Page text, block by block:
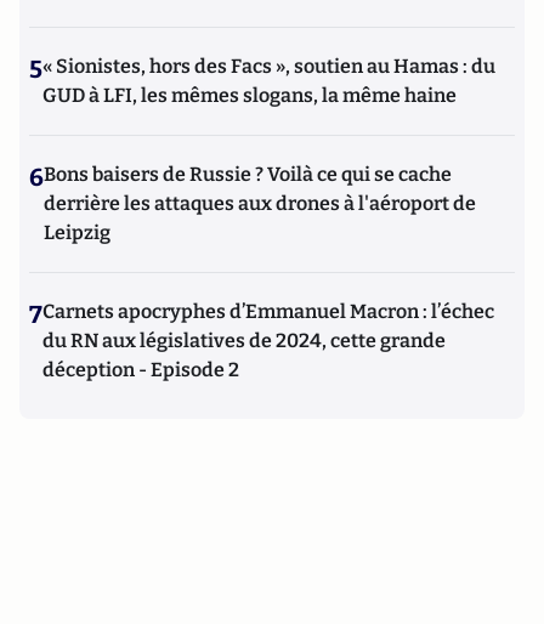
5« Sionistes, hors des Facs », soutien au Hamas : du
GUD à LFI, les mêmes slogans, la même haine
6Bons baisers de Russie ? Voilà ce qui se cache
derrière les attaques aux drones à l'aéroport de
Leipzig
7Carnets apocryphes d’Emmanuel Macron : l’échec
du RN aux législatives de 2024, cette grande
déception - Episode 2